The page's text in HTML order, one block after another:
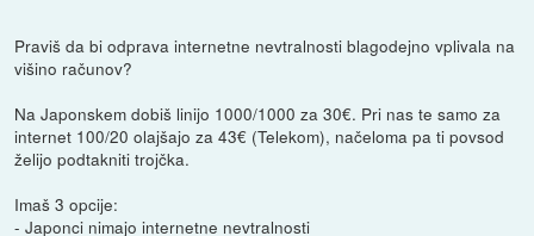
Praviš da bi odprava internetne nevtralnosti blagodejno vplivala na
višino računov?
Na Japonskem dobiš linijo 1000/1000 za 30€. Pri nas te samo za
internet 100/20 olajšajo za 43€ (Telekom), načeloma pa ti povsod
želijo podtakniti trojčka.
Imaš 3 opcije:
- Japonci nimajo internetne nevtralnosti